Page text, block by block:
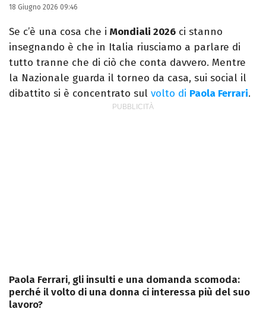
Giornalista e content creator. Racconto
cultura pop e spettacolo tra articoli e
video, con uno stile diretto e autoriale.
18 Giugno 2026 09:46
Se c’è una cosa che i Mondiali 2026 ci stanno
insegnando è che in Italia riusciamo a parlare di
tutto tranne che di ciò che conta davvero. Mentre
la Nazionale guarda il torneo da casa, sui social il
dibattito si è concentrato sul volto di Paola Ferrari.
Paola Ferrari, gli insulti e una domanda scomoda:
perché il volto di una donna ci interessa più del suo
lavoro?